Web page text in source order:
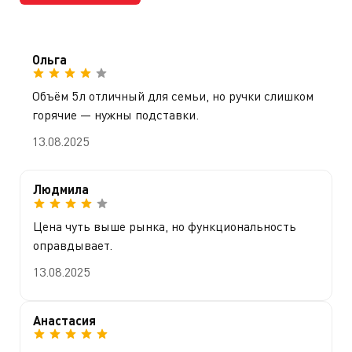
Ольга
Объём 5 л отличный для семьи, но ручки слишком
горячие — нужны подставки.
13.08.2025
Людмила
Цена чуть выше рынка, но функциональность
оправдывает.
13.08.2025
Анастасия